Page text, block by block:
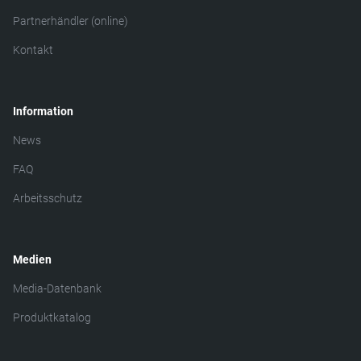
Partnerhändler (online)
Kontakt
Information
News
FAQ
Arbeitsschutz
Medien
Media-Datenbank
Produktkatalog